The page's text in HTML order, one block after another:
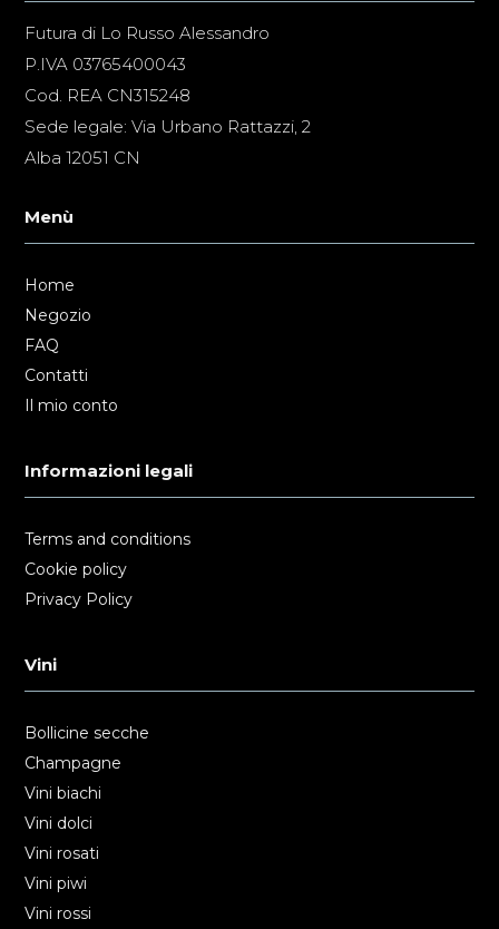
Futura di Lo Russo Alessandro
P.IVA 03765400043
Cod. REA CN315248
Sede legale: Via Urbano Rattazzi, 2
Alba 12051 CN
Menù
Home
Negozio
FAQ
Contatti
Il mio conto
Informazioni legali
Terms and conditions
Cookie policy
Privacy Policy
Vini
Bollicine secche
Champagne
Vini biachi
Vini dolci
Vini rosati
Vini piwi
Vini rossi